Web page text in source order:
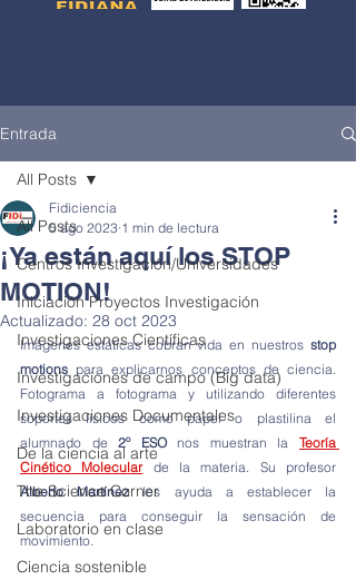
Entrada
All Posts
Centros Investigación/Universidades
Iniciación Proyectos Investigación
Investigaciones Científicas
Investigaciones de campo (Big data)
Investigaciones Documentales
De la ciencia al arte
The Science Corner
Laboratorio en clase
Ciencia sostenible
All Posts
¡Ya están aquí los STOP
MOTION!
Fidiciencia
5 ago 2023 1 min de lectura
Actualizado: 28 oct 2023
Imágenes estáticas cobran vida en nuestros stop
motions para explicarnos conceptos de ciencia.
Fotograma a fotograma y utilizando diferentes
soportes físicos como papel o plastilina el
alumnado de 2º ESO nos muestran la Teoría
Cinético Molecular
Alberto Martínez les ayuda a establecer la
secuencia para conseguir la sensación de
movimiento.